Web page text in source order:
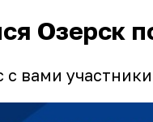
Озерск
с вами